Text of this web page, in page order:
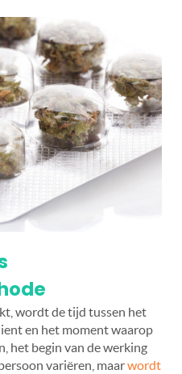
wordt de tijd tussen het
en het moment waarop
het begin van de werking
variëren, maarwordt